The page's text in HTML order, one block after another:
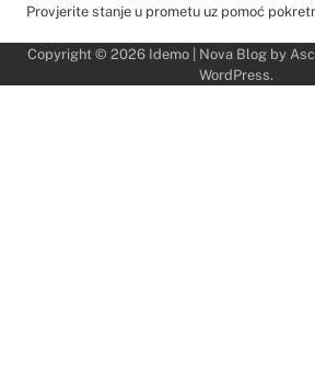
Provjerite stanje u prometu uz pomoć
Copyright © 2026 Idemo| Nova Blog by
WordPress.